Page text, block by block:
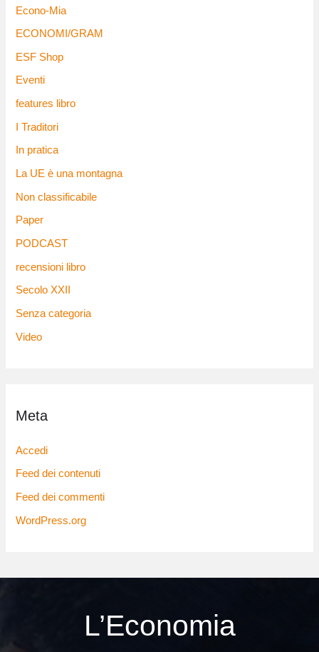
Econo-Mia
ECONOMI/GRAM
ESF Shop
Eventi
features libro
I Traditori
In pratica
La UE è una montagna
Non classificabile
Paper
PODCAST
recensioni libro
Secolo XXII
Senza categoria
Video
Meta
Accedi
Feed dei contenuti
Feed dei commenti
WordPress.org
L’Economia